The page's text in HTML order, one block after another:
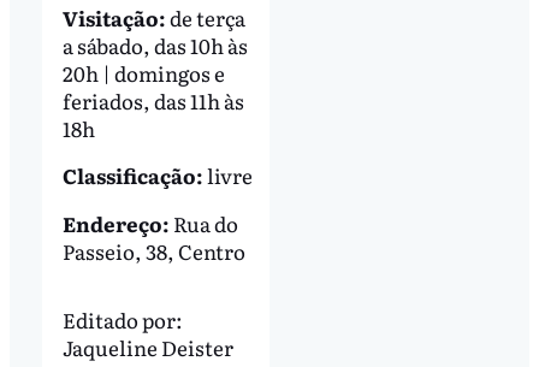
Visitação:de terça
a sábado, das 10h às
20h | domingos e
feriados, das 11h às
18h
Classificação:livre
Endereço: Rua do
Passeio, 38, Centro
Editado por:
Jaqueline Deister